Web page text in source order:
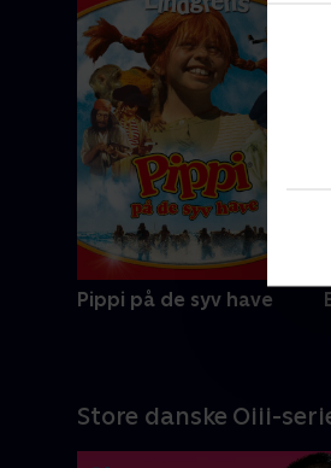
Pippi på de syv have
Store danske Oiii-